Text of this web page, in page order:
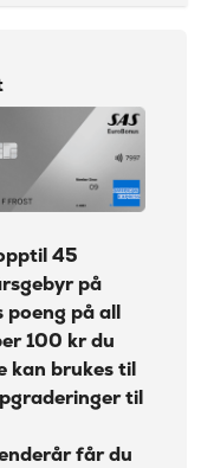
av beløp
av beløp
med SAS Amex
Amex Premium
45
på
poeng på all
100 kr du
kan brukes til
til
får du